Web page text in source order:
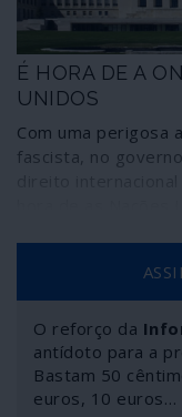
É HORA DE A
UNIDOS
Com uma perigosa
fascista, no
O reforço da
antídoto para a
Bastam 50
euros, 10 euros…